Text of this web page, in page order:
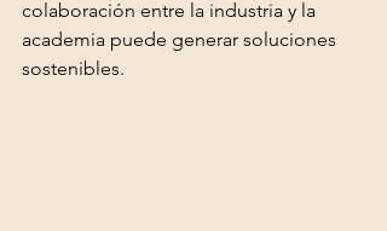
colaboración entre la industria y la
academia puede generar soluciones
sostenibles.